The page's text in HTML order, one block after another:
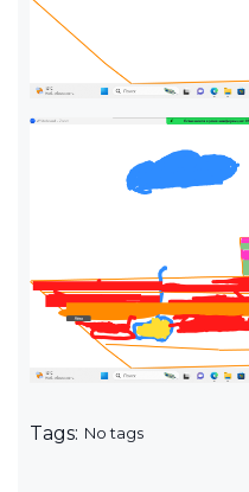
Tags: No tags